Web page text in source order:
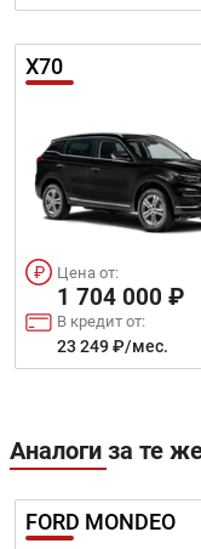
X70
Цена от:
1 704 000 ₽
В кредит от:
23 249 ₽/мес.
Аналоги за те
FORD MONDEO